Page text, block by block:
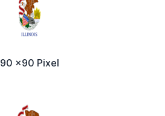
90 x90 Pixel